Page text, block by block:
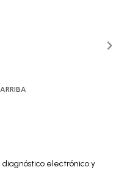
diagnóstico electrónico y